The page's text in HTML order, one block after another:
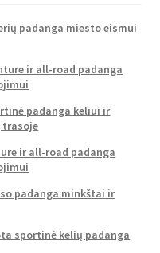
padanga miesto eismui
ir all-road padanga
padanga keliui ir
trasoje
ir all-road padanga
padanga minkštai ir
sportinė kelių padanga